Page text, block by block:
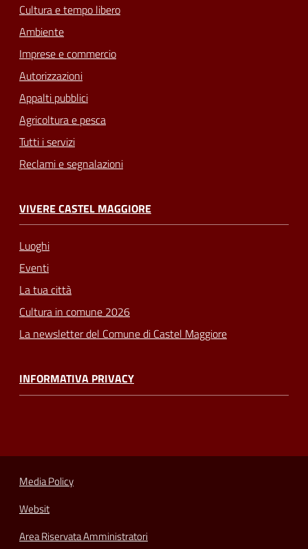
Cultura e tempo libero
Ambiente
Imprese e commercio
Autorizzazioni
Appalti pubblici
Agricoltura e pesca
Tutti i servizi
Reclami e segnalazioni
VIVERE CASTEL MAGGIORE
Luoghi
Eventi
La tua città
Cultura in comune 2026
La newsletter del Comune di Castel Maggiore
INFORMATIVA PRIVACY
Media Policy
Websit
Area Riservata Amministratori